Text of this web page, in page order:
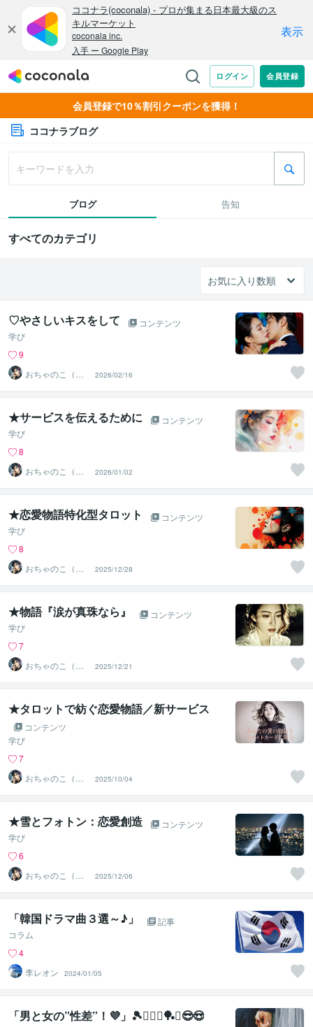
会員登録で10％割引クーポンを獲得！
ココナラブログ
ブログ 告知
すべてのカテゴリ
♡やさしいキスをして
コンテンツ
学び
9
おちゃのこ（御
茶乃子祭々）
2026/02/16
★サービスを伝えるために
コンテンツ
学び
8
おちゃのこ（御
茶乃子祭々）
2026/01/02
★恋愛物語特化型タロット
コンテンツ
学び
8
おちゃのこ（御
茶乃子祭々）
2025/12/28
★物語『涙が真珠なら』
コンテンツ
学び
7
おちゃのこ（御
茶乃子祭々）
2025/12/21
★タロットで紡ぐ恋愛物語／新サービス
コンテンツ
学び
7
おちゃのこ（御
茶乃子祭々）
2025/10/04
★雪とフォトン：恋愛創造
コンテンツ
学び
6
おちゃのこ（御
茶乃子祭々）
2025/12/06
「韓国ドラマ曲３選～♪」
記事
コラム
4
李レオン
2024/01/05
「男と女の”性差”！💜」🎾🚴‍♀️⚔️🏓⛳😎😍